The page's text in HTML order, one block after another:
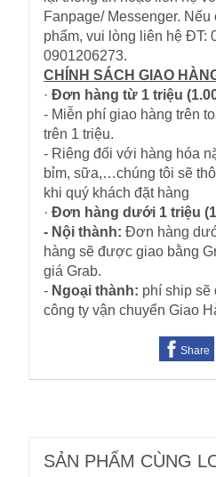
Fanpage/ Messenger.
phẩm, vui lòng liên hệ ĐT:
0901206273.
CHÍNH SÁCH GIAO
· Đơn hàng từ 1 triệu
- Miễn phí giao hàng trên
trên 1 triệu.
- Riêng đối với hàng hóa
bỉm, sữa,…chúng tôi sẽ
khi quý khách đặt hàng
· Đơn hàng dưới 1 triệu
- Nội thành: Đơn hàng
hàng sẽ được giao bằng
giá Grab.
- Ngoại thành: phí ship sẽ
công ty vận chuyển Giao
Share
SẢN PHẨM CÙNG